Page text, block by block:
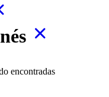
encontradas